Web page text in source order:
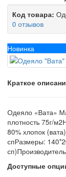
Код товара:
0 отзывов
Новинка
Краткое
Одеяло «Вата»
плотность 75г/
80% хлопок
спРазмеры:
Доступные